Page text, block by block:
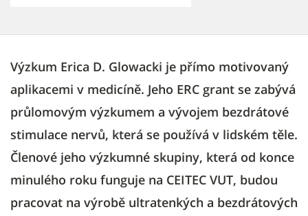
Výzkum Erica D. Glowacki je přímo motivovaný
aplikacemi v medicíně. Jeho ERC grant se zabývá
průlomovým výzkumem a vývojem bezdrátové
stimulace nervů, která se používá v lidském těle.
Členové jeho výzkumné skupiny, která od konce
minulého roku funguje na CEITEC VUT, budou
pracovat na výrobě ultratenkých a bezdrátových